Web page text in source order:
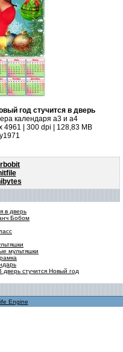
год стучится в дверь
календаря а3 и а4
4961 | 300 dpi | 128,83 MB
в дверь
Бобом
мультяшки
стучится Новый год
Engine